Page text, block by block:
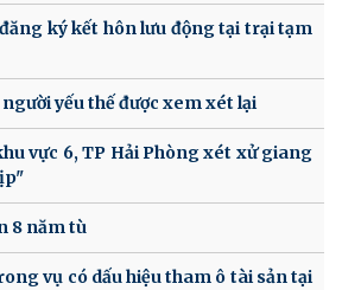
ký kết hôn lưu động tại trại tạm
yếu thế được xem xét lại
vực 6, TP Hải Phòng xét xử giang
8 năm tù
vụ có dấu hiệu tham ô tài sản tại